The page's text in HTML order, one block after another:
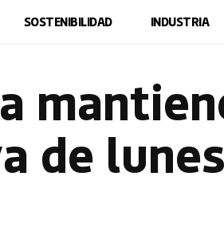
SOSTENIBILIDAD INDUSTRIA
de